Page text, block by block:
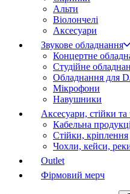
Альти
Віолончелі
Аксесуари
Звукове обладнання
Концертне
Студійне
Обладнання для
Мікрофони
Навушники
Аксесуари, стійки та
Кабельна
Стійки, кріплення
Чохли, кейси,
Outlet
Фірмовий мерч